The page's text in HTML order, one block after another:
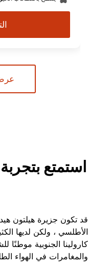
قد تكون جزيرة هيلتون
الأطلسي ، ولكن لديها
كارولينا الجنوبية موطنًا
والمغامرات في الهواء